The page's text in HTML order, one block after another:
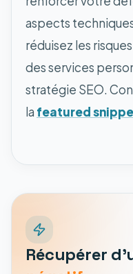
aspects
réduisez les
des services
stratégie SEO.
la featured
Récupérer